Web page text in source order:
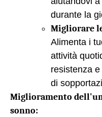
durante la
Migliorare
Alimenta i
attività
resistenza
di
Miglioramento
sonno: